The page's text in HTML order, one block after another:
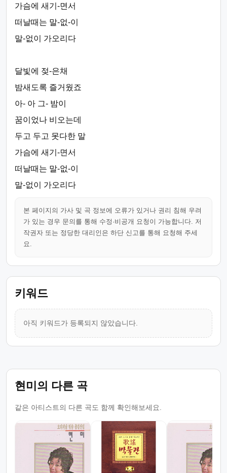
가슴에 새기-면서
떠날때는 말-없-이
말-없이 가오리다
달빛에 젖-은채
밤새도록 즐거웠죠
아- 아 그- 밤이
꿈이었나 비오는데
두고 두고 못다한 말
가슴에 새기-면서
떠날때는 말-없-이
말-없이 가오리다
본 페이지의 가사 및 곡 정보에 오류가 있거나 권리 침해 우려
가 있는 경우 문의를 통해 수정·비공개 요청이 가능합니다. 저
작권자 또는 정당한 대리인은 하단 신고를 통해 요청해 주세
요.
키워드
아직 키워드가 등록되지 않았습니다.
현미의 다른 곡
같은 아티스트의 다른 곡도 함께 확인해보세요.